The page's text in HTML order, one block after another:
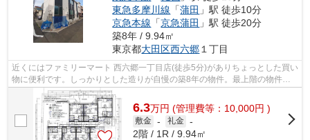
東急多摩川線 「蒲田 」駅 徒歩10分
京急本線 「京急蒲田 」駅 徒歩20分
築8年 / 9.94㎡
東京都大田区西六郷 １丁目
近くにはファミリーマート 西六郷一丁目店(徒歩5分)がありちょっとした買い
物に便利です。しっかりとした造りが自慢の築8年の物件。最上階の物件で
す。外観タイル張りは耐久性に優れ、...
6.3万円 (管理費等：10,000円 )
敷金 - 礼金 -
2階 / 1R / 9.94㎡